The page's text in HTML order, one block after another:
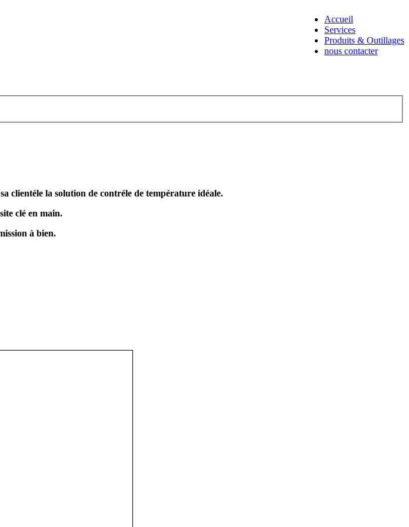
Accueil
Services
Produits & Outillages
nous contacter
clientéle la solution de contréle de température idéale.
clé en main.
à bien.